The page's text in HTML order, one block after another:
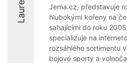
Jema.cz, představuje
hlubokými kořeny na
sahajícími do roku
specializuje na
rozsáhlého sortimentu
bojové sporty a